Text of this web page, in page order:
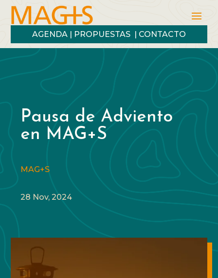
AGENDA | PROPUESTAS | CONTACTO
Pausa de Adviento
en MAG+S
MAG+S
28 Nov, 2024